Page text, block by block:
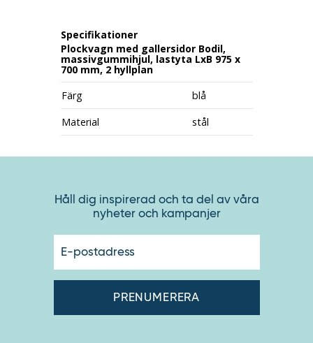
Specifikationer
Plockvagn med gallersidor Bodil,
massivgummihjul, lastyta LxB 975 x
700 mm, 2 hyllplan
Färg
blå
Material
stål
Håll dig inspirerad och ta del av våra
nyheter och kampanjer